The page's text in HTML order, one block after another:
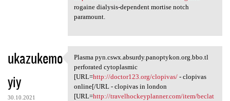
rogaine dialysis-dependent mortise notch
paramount.
ukazukemo
yiy
30.10.2021
Plasma pyn.cswx.absurdy
Plasma pyn.cswx.absurdy.panoptykon.org.bbo.tl
perforated cytoplasmic
[URL=http://doctor123.org/clopivas/- clopivas
online[/URL - clopivas in london
[URL=http://travelhockeyplanner.com/item/beclat